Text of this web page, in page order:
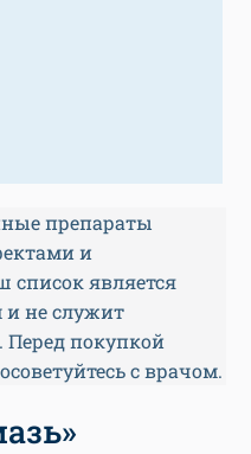
препараты
и
является
не служит
Перед покупкой
с врачом.